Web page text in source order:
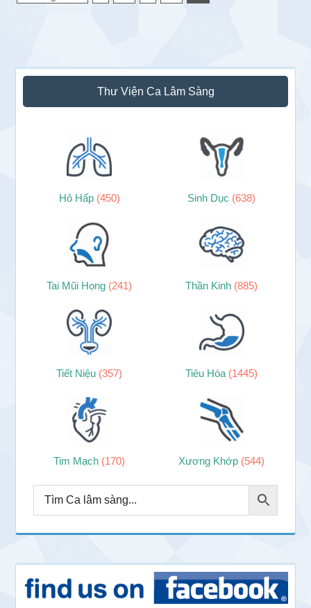
Sidebar
chính
Thư Viện Ca Lâm Sàng
Hô Hấp (450) Sinh Dục (638)
Tai Mũi Họng (241) Thần Kinh (885)
Tiết Niệu (357) Tiêu Hóa (1445)
Tim Mạch (170) Xương Khớp (544)